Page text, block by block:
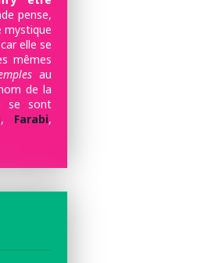
pense,
mystique
car elle se
mêmes
au
de la
se sont
, Farabi,